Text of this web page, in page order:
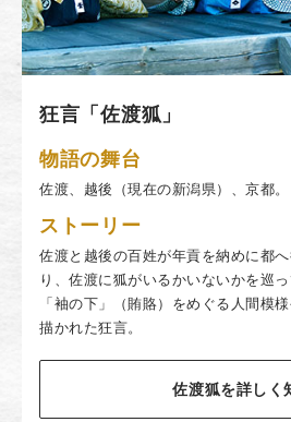
狂言「佐渡狐」
物語の舞台
佐渡、越後（現在の新潟県）、京都。
ストーリー
佐渡と越後の百姓が年貢を納めに都
り、佐渡に狐がいるかいないかを巡
「袖の下」（賄賂）をめぐる人間模
描かれた狂言。
佐渡狐を詳しく